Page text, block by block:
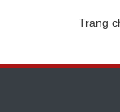
Trang